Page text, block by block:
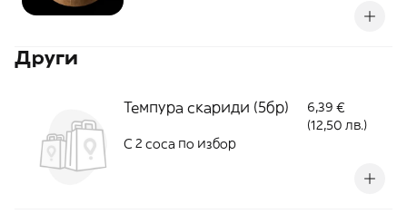
Други
Темпура скариди (5бр)
6,39 €
(12,50 лв.)
С 2 соса по избор